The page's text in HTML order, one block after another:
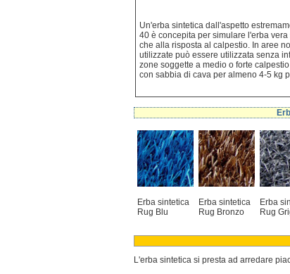
Un'erba sintetica dall'aspetto
40 è concepita per simulare l'erba
che alla risposta al calpestio. In aree
utilizzate può essere utilizzata senza
zone soggette a medio o forte
con sabbia di cava per almeno 4-5 kg
Erba sintetica
Rug Blu
Erba sintetica
Rug Bronzo
Erba
Rug
L'erba sintetica si presta ad arredare